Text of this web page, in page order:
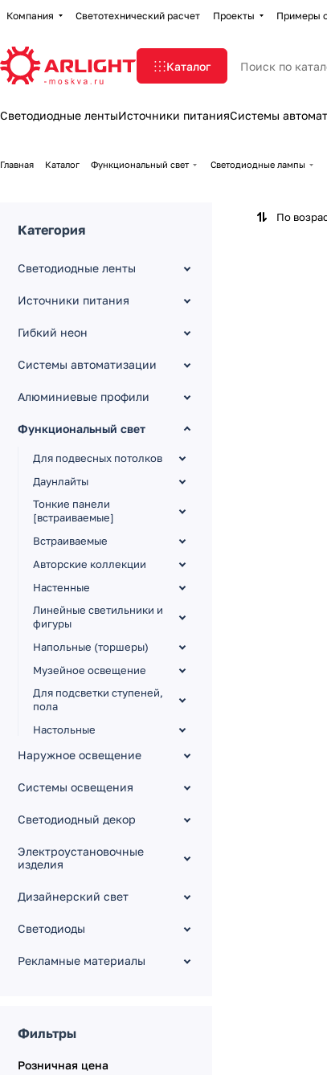
Компания Светотехнический расчет Проекты Примеры
Каталог
Светодиодные лентыИсточники питанияСистемы
Главная Каталог Функциональный свет Светодиодные лампы
По
Категория
Светодиодные ленты
Источники питания
Гибкий неон
Системы автоматизации
Алюминиевые профили
Функциональный свет
Для подвесных потолков
Даунлайты
Тонкие панели
[встраиваемые]
Встраиваемые
Авторские коллекции
Настенные
Линейные светильники и
фигуры
Напольные (торшеры)
Музейное освещение
Для подсветки ступеней,
пола
Настольные
Мебельные
Накладные
AR111 [G53, GU10] 12V,
230V]
Цилиндр [G9] 230V
Аксессуары
Наружное освещение
Системы освещения
Светодиодный декор
Электроустановочные
изделия
Дизайнерский свет
Светодиоды
Рекламные материалы
Фильтры
Розничная цена